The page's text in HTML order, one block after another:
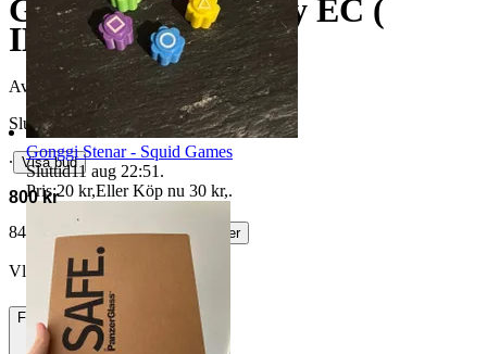
Gazelle Sneakers by EC (
IH3144 )
Avslutad
27 jun 08:26
Slutpris
∙ Visa bud
800 kr
842 kr med köparskydd. Läs mer
VladyslavT vann auktionen
FraktFrån 49 kr
Gonggi Stenar - Squid Games
Sluttid11 aug 22:51 .
Pris:20 kr,Eller Köp nu 30 kr,.